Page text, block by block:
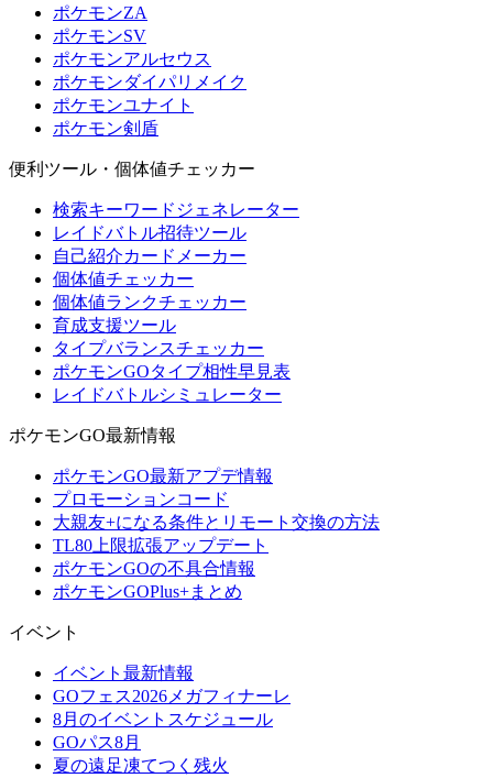
ポケモンZA
ポケモンSV
ポケモンアルセウス
ポケモンダイパリメイク
ポケモンユナイト
ポケモン剣盾
便利ツール・個体値チェッカー
検索キーワードジェネレーター
レイドバトル招待ツール
自己紹介カードメーカー
個体値チェッカー
個体値ランクチェッカー
育成支援ツール
タイプバランスチェッカー
ポケモンGOタイプ相性早見表
レイドバトルシミュレーター
ポケモンGO最新情報
ポケモンGO最新アプデ情報
プロモーションコード
大親友+になる条件とリモート交換の方法
TL80上限拡張アップデート
ポケモンGOの不具合情報
ポケモンGOPlus+まとめ
イベント
イベント最新情報
GOフェス2026メガフィナーレ
8月のイベントスケジュール
GOパス8月
夏の遠足凍てつく残火